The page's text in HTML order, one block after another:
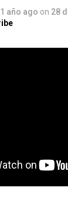
1 año ago on 28